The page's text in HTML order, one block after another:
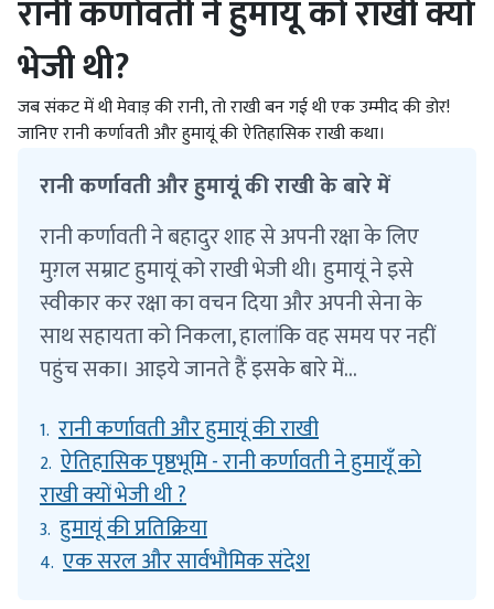
रानी कर्णावती ने हुमायूं को राखी क्यों
भेजी थी?
जब संकट में थी मेवाड़ की रानी, तो राखी बन गई थी एक उम्मीद की डोर!
जानिए रानी कर्णावती और हुमायूं की ऐतिहासिक राखी कथा।
रानी कर्णावती और हुमायूं की राखी के बारे में
रानी कर्णावती ने बहादुर शाह से अपनी रक्षा के लिए
मुग़ल सम्राट हुमायूं को राखी भेजी थी। हुमायूं ने इसे
स्वीकार कर रक्षा का वचन दिया और अपनी सेना के
साथ सहायता को निकला, हालांकि वह समय पर नहीं
पहुंच सका। आइये जानते हैं इसके बारे में...
1. रानी कर्णावती और हुमायूं की राखी
2. ऐतिहासिक पृष्ठभूमि - रानी कर्णावती ने हुमायूँ को
राखी क्यों भेजी थी ?
3. हुमायूं की प्रतिक्रिया
4. एक सरल और सार्वभौमिक संदेश